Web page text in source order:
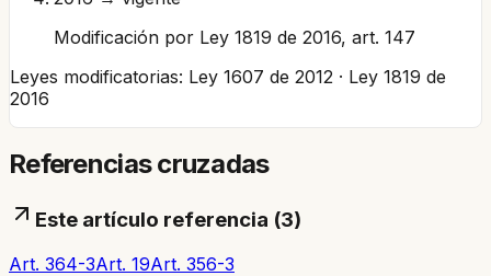
Modificación por Ley 1819 de 2016, art. 147
Leyes modificatorias: Ley 1607 de 2012 · Ley 1819 de
2016
Referencias cruzadas
Este artículo referencia (3)
Art. 364-3Art. 19Art. 356-3